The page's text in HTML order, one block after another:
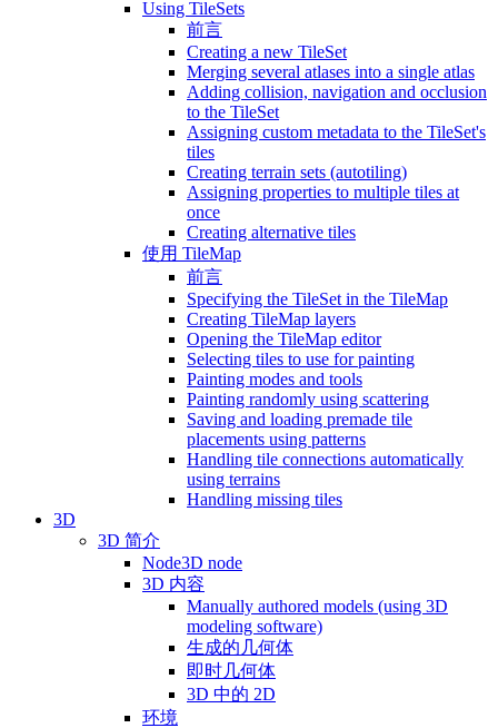
Using TileSets
前言
Creating a new TileSet
Merging several atlases into a single atlas
Adding collision, navigation and occlusion
to the TileSet
Assigning custom metadata to the TileSet's
tiles
Creating terrain sets (autotiling)
Assigning properties to multiple tiles at
once
Creating alternative tiles
使用 TileMap
前言
Specifying the TileSet in the TileMap
Creating TileMap layers
Opening the TileMap editor
Selecting tiles to use for painting
Painting modes and tools
Painting randomly using scattering
Saving and loading premade tile
placements using patterns
Handling tile connections automatically
using terrains
Handling missing tiles
3D
3D 简介
Node3D node
3D 内容
Manually authored models (using 3D
modeling software)
生成的几何体
即时几何体
3D 中的 2D
环境